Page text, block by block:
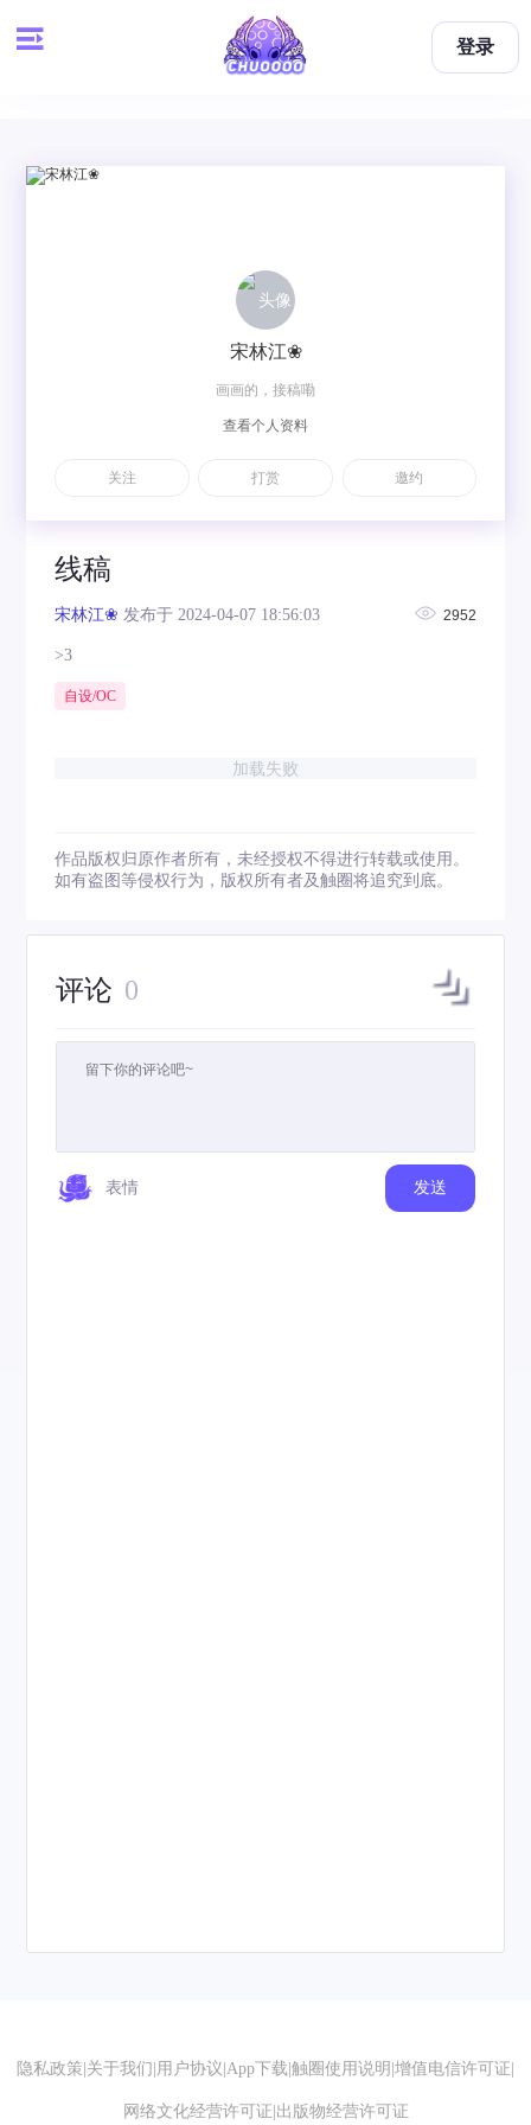
登录
线稿
宋林江❀ 发布于 2024-04-07 18:56:03 2952
>3
自设/OC
加载失败
作品版权归原作者所有，未经授权不得进行转载或使用。
如有盗图等侵权行为，版权所有者及触圈将追究到底。
评论 0
表情 发送
宋林江❀
画画的，接稿嘞
查看个人资料
关注 打赏 邀约
隐私政策 关于我们 用户协议 App下载 触圈使用说明 增值电信许可证
网络文化经营许可证 出版物经营许可证